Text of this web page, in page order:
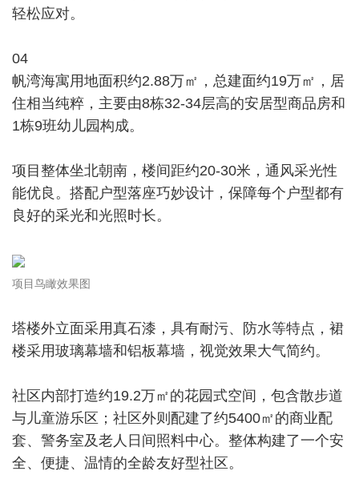
轻松应对。
04
帆湾海寓用地面积约2.88万㎡，总建面约19万㎡，居
住相当纯粹，主要由8栋32-34层高的安居型商品房和
1栋9班幼儿园构成。
项目整体坐北朝南，楼间距约20-30米，通风采光性
能优良。搭配户型落座巧妙设计，保障每个户型都有
良好的采光和光照时长。
项目鸟瞰效果图
塔楼外立面采用真石漆，具有耐污、防水等特点，裙
楼采用玻璃幕墙和铝板幕墙，视觉效果大气简约。
社区内部打造约19.2万㎡的花园式空间，包含散步道
与儿童游乐区；社区外则配建了约5400㎡的商业配
套、警务室及老人日间照料中心。整体构建了一个安
全、便捷、温情的全龄友好型社区。